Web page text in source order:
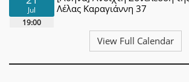
Jul
19:00
Λέλας Καραγιάννη 37
View Full Calendar